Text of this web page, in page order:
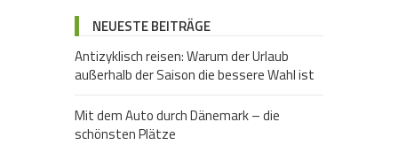
NEUESTE BEITRÄGE
Antizyklisch reisen: Warum der Urlaub
außerhalb der Saison die bessere Wahl ist
Mit dem Auto durch Dänemark – die
schönsten Plätze